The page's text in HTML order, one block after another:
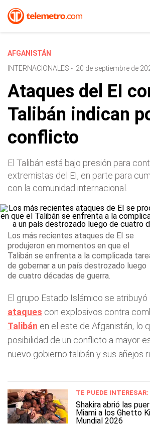
AFGANISTÁN
INTERNACIONALES - 20 de septiembre de
Ataques del EI
Talibán indican
conflicto
El Talibán está bajo presión para
extremistas del EI, en parte para
con la comunidad internacional.
Los más recientes ataques de EI se
produjeron en momentos en que el
Talibán se enfrenta a la complicada
de gobernar a un país destrozado luego
de cuatro décadas de guerra.
El grupo Estado Islámico se atribuyó
ataques con explosivos contra
Talibán en el este de Afganistán, lo
posibilidad de un conflicto a mayor
nuevo gobierno talibán y sus añejos
TE PUEDE INTERESAR:
Shakira abrió las
Miami a los Ghetto
Mundial 2026